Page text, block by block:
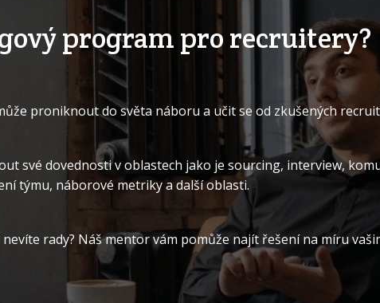
program pro recruitery?
proniknout do světa náboru a učit se od zkušených
své dovednosti v oblastech jako je sourcing, interview,
týmu, náborové metriky a další oblasti.
rady? Náš mentor vám pomůže najít řešení na míru